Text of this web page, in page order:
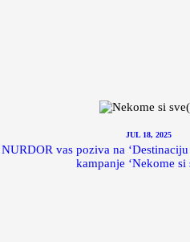
JUL 18, 2025
NURDOR vas poziva na
kampanje ‘Nekome si